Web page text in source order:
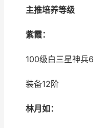
主推培养等级
紫霞：
100级白三星神兵6
装备12阶
林月如：